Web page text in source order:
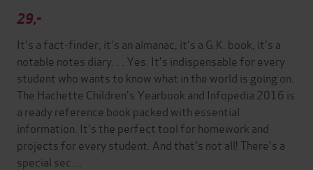
29,-
It's a fact-finder, it's an almanac, it's a G.K. book, it's a
notable notes diary. . . Yes. It's indispensable for every
student who wants to know what in the world is going on.
The Hachette Children's Yearbook and Infopedia 2016 is
a ready reference book packed with essential
information. It's the perfect tool for homework and
projects for every student. And that's not all! There's a
special sec…